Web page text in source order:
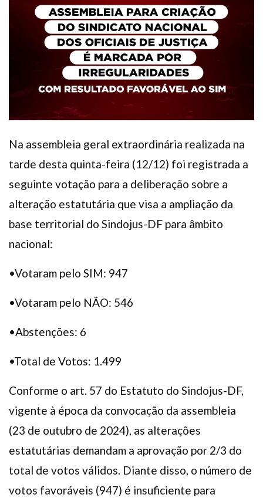
Na assembleia geral extraordinária realizada na
tarde desta quinta-feira (12/12) foi registrada a
seguinte votação para a deliberação sobre a
alteração estatutária que visa a ampliação da
base territorial do Sindojus-DF para âmbito
nacional:
•Votaram pelo SIM: 947
•Votaram pelo NÃO: 546
•Abstenções: 6
•Total de Votos: 1.499
Conforme o art. 57 do Estatuto do Sindojus-DF,
vigente à época da convocação da assembleia
(23 de outubro de 2024), as alterações
estatutárias demandam a aprovação por 2/3 do
total de votos válidos. Diante disso, o número de
votos favoráveis (947) é insuficiente para